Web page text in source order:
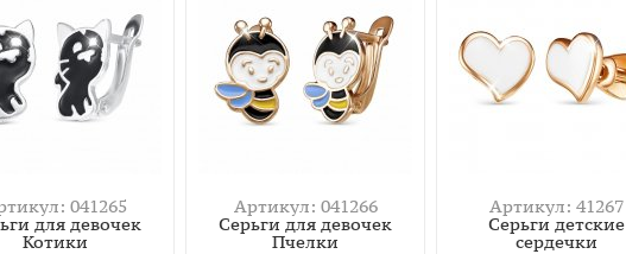
041265
для девочек
Котики
Артикул: 041266
Серьги для девочек
Пчелки
Артикул: 41267
Серьги детские
сердечки